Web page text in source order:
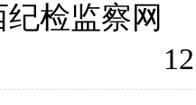
纪检监察网